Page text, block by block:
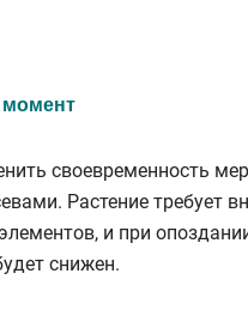
своевременность
Растение требует
и при
снижен.